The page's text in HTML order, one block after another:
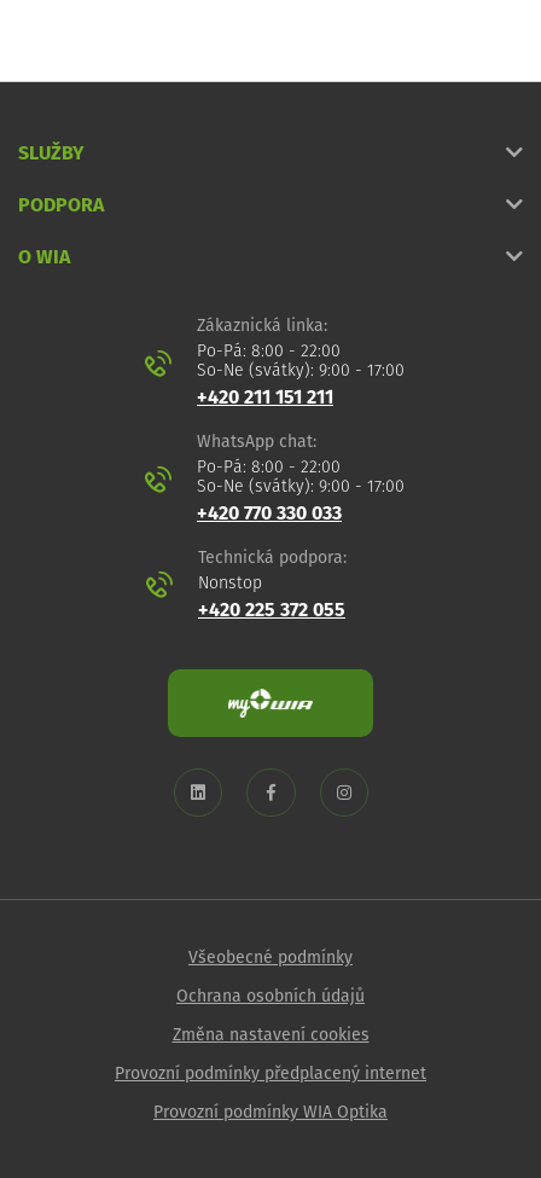
SLUŽBY
PODPORA
O WIA
Zákaznická linka:
Po-Pá: 8:00 - 22:00
So-Ne (svátky): 9:00 - 17:00
+420 211 151 211
WhatsApp chat:
Po-Pá: 8:00 - 22:00
So-Ne (svátky): 9:00 - 17:00
+420 770 330 033
Technická podpora:
Nonstop
+420 225 372 055
Všeobecné podmínky
Ochrana osobních údajů
Změna nastavení cookies
Provozní podmínky předplacený internet
Provozní podmínky WIA Optika